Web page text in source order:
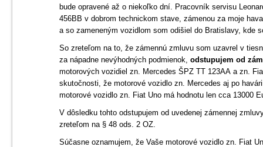
bude opravené až o niekoľko dní. Pracovník servisu
456BB v dobrom technickom stave, zámenou za moje
a so zameneným vozidlom som odišiel do Bratislavy, kde
So zreteľom na to, že zámennú zmluvu som uzavrel v
za nápadne nevýhodných podmienok, odstupujem od
motorových vozidiel zn. Mercedes ŠPZ TT 123AA a zn.
skutočnosti, že motorové vozidlo zn. Mercedes aj po
motorové vozidlo zn. Fiat Uno má hodnotu len cca 13000
V dôsledku tohto odstupujem od uvedenej zámennej
zreteľom na § 48 ods. 2 OZ.
Súčasne oznamujem, že Vaše motorové vozidlo zn. Fiat